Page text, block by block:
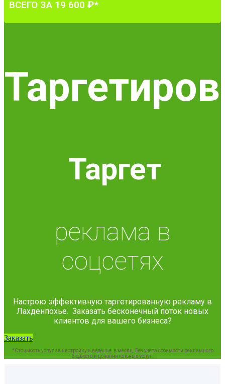
ВСЕГО ЗА 19 600 ₽*
Таргет
реклама в
соцсетях
Настрою эффективную таргетированную рекламу в
Лахденпохье. Заказать бесконечный поток новых
клиентов для вашего бизнеса?
Заказать
*Стоимость услуг за настройку и ведение в месяц. Без учета стоимости рекламного
бюджета и дополнительных услуг.